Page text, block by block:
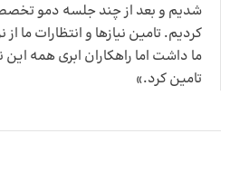
شدیم و بعد از چند جلسه دمو
کردیم. تامین نیازها و انتظارات ما از
ما داشت اما راهکاران ابری همه این
تامین کرد.»